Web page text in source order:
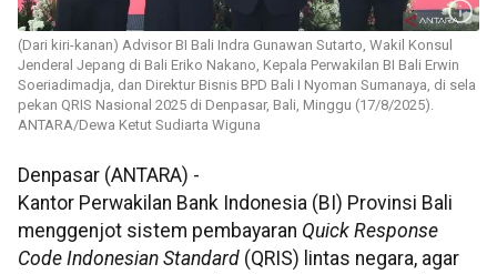
(Dari kiri-kanan) Advisor BI Bali Indra Gunawan Sutarto, Wakil Konsul
Jenderal Jepang di Bali Eriko Nakano, Kepala Perwakilan BI Bali Erwin
Soeriadimadja, dan Direktur Bisnis BPD Bali I Nyoman Sumanaya, di sela
pekan QRIS Nasional 2025 di Denpasar, Bali, Minggu (17/8/2025).
ANTARA/Dewa Ketut Sudiarta Wiguna
Denpasar (ANTARA) -
Kantor Perwakilan Bank Indonesia (BI) Provinsi Bali
menggenjot sistem pembayaran Quick Response
Code Indonesian Standard (QRIS) lintas negara, agar